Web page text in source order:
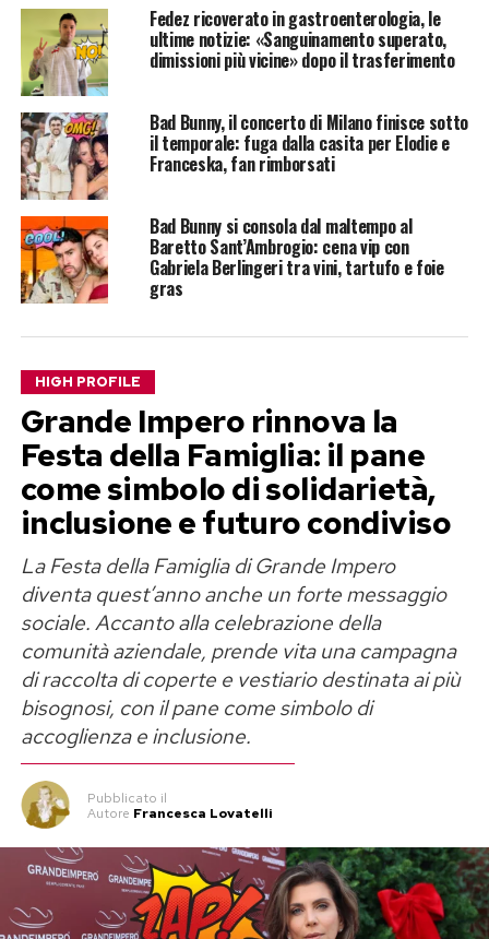
Fedez ricoverato in gastroenterologia, le
ultime notizie: «Sanguinamento superato,
dimissioni più vicine» dopo il trasferimento
Bad Bunny, il concerto di Milano finisce sotto
il temporale: fuga dalla casita per Elodie e
Franceska, fan rimborsati
Bad Bunny si consola dal maltempo al
Baretto Sant’Ambrogio: cena vip con
Gabriela Berlingeri tra vini, tartufo e foie
gras
HIGH PROFILE
Grande Impero rinnova la
Festa della Famiglia: il pane
come simbolo di solidarietà,
inclusione e futuro condiviso
La Festa della Famiglia di Grande Impero
diventa quest’anno anche un forte messaggio
sociale. Accanto alla celebrazione della
comunità aziendale, prende vita una campagna
di raccolta di coperte e vestiario destinata ai più
bisognosi, con il pane come simbolo di
accoglienza e inclusione.
Pubblicato il
Autore Francesca Lovatelli